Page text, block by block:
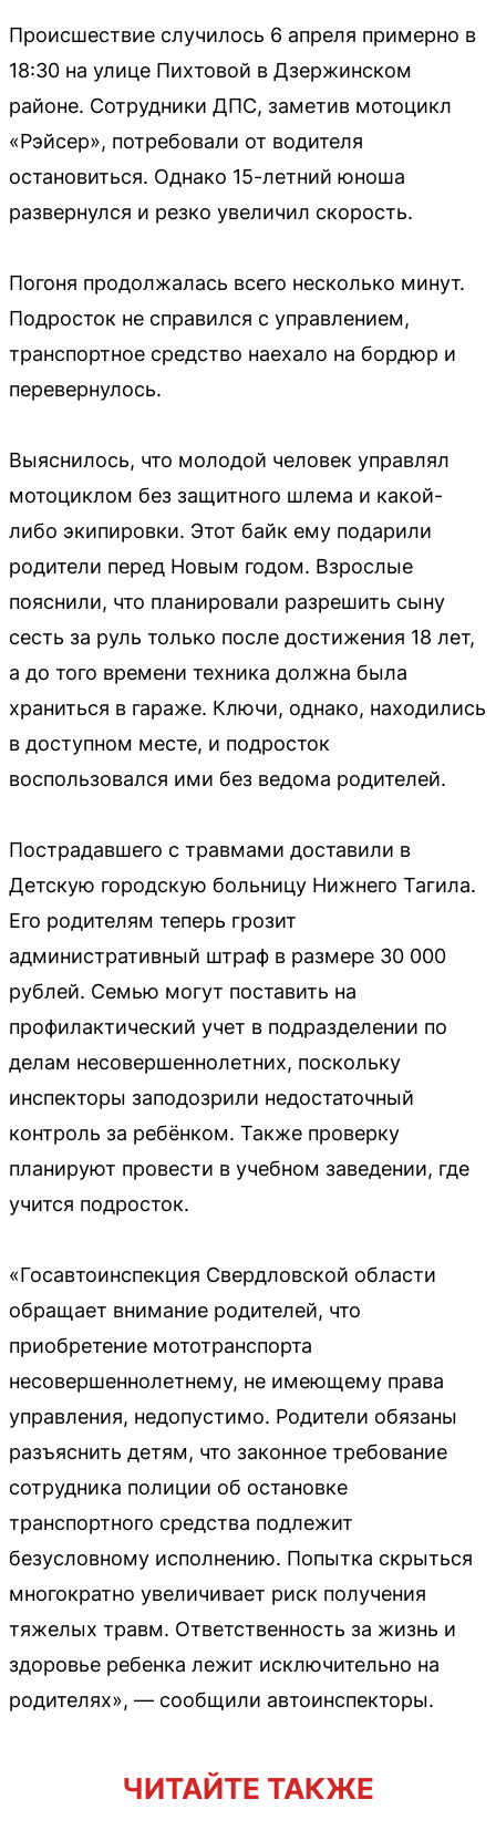
Происшествие случилось 6 апреля примерно в
18:30 на улице Пихтовой в Дзержинском
районе. Сотрудники ДПС, заметив мотоцикл
«Рэйсер», потребовали от водителя
остановиться. Однако 15-летний юноша
развернулся и резко увеличил скорость.
Погоня продолжалась всего несколько минут.
Подросток не справился с управлением,
транспортное средство наехало на бордюр и
перевернулось.
Выяснилось, что молодой человек управлял
мотоциклом без защитного шлема и какой-
либо экипировки. Этот байк ему подарили
родители перед Новым годом. Взрослые
пояснили, что планировали разрешить сыну
сесть за руль только после достижения 18 лет,
а до того времени техника должна была
храниться в гараже. Ключи, однако, находились
в доступном месте, и подросток
воспользовался ими без ведома родителей.
Пострадавшего с травмами доставили в
Детскую городскую больницу Нижнего Тагила.
Его родителям теперь грозит
административный штраф в размере 30 000
рублей. Семью могут поставить на
профилактический учет в подразделении по
делам несовершеннолетних, поскольку
инспекторы заподозрили недостаточный
контроль за ребёнком. Также проверку
планируют провести в учебном заведении, где
учится подросток.
«Госавтоинспекция Свердловской области
обращает внимание родителей, что
приобретение мототранспорта
несовершеннолетнему, не имеющему права
управления, недопустимо. Родители обязаны
разъяснить детям, что законное требование
сотрудника полиции об остановке
транспортного средства подлежит
безусловному исполнению. Попытка скрыться
многократно увеличивает риск получения
тяжелых травм. Ответственность за жизнь и
здоровье ребенка лежит исключительно на
родителях», — сообщили автоинспекторы.
ЧИТАЙТЕ ТАКЖЕ